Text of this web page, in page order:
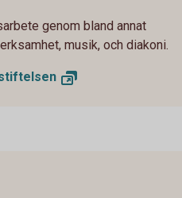
genom bland annat
musik, och diakoni.